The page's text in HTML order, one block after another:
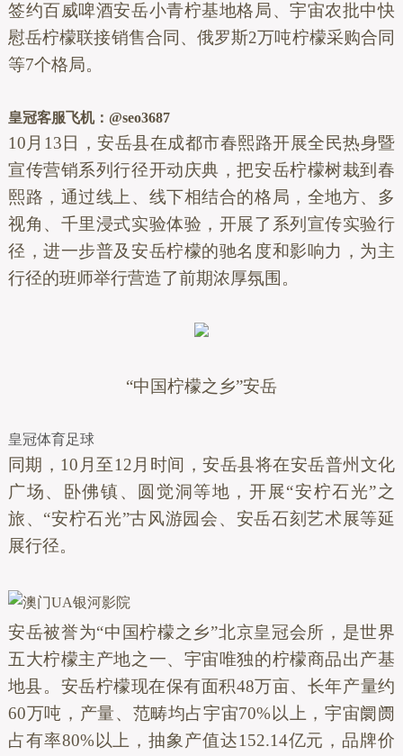
签约百威啤酒安岳小青柠基地格局、宇宙农批中快
慰岳柠檬联接销售合同、俄罗斯2万吨柠檬采购合同
等7个格局。
皇冠客服飞机：@seo3687
10月13日，安岳县在成都市春熙路开展全民热身暨
宣传营销系列行径开动庆典，把安岳柠檬树栽到春
熙路，通过线上、线下相结合的格局，全地方、多
视角、千里浸式实验体验，开展了系列宣传实验行
径，进一步普及安岳柠檬的驰名度和影响力，为主
行径的班师举行营造了前期浓厚氛围。
“中国柠檬之乡”安岳
皇冠体育足球
同期，10月至12月时间，安岳县将在安岳普州文化
广场、卧佛镇、圆觉洞等地，开展“安柠石光”之
旅、“安柠石光”古风游园会、安岳石刻艺术展等延
展行径。
安岳被誉为“中国柠檬之乡”北京皇冠会所，是世界
五大柠檬主产地之一、宇宙唯独的柠檬商品出产基
地县。安岳柠檬现在保有面积48万亩、长年产量约
60万吨，产量、范畴均占宇宙70%以上，宇宙阛阓
占有率80%以上，抽象产值达152.14亿元，品牌价